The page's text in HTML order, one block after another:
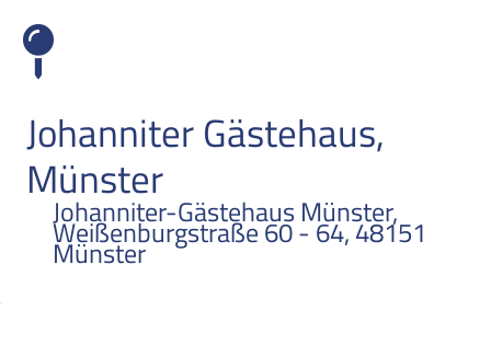
Johanniter Gästehaus,
Münster
Johanniter-Gästehaus Münster,
Weißenburgstraße 60 - 64, 48151
Münster